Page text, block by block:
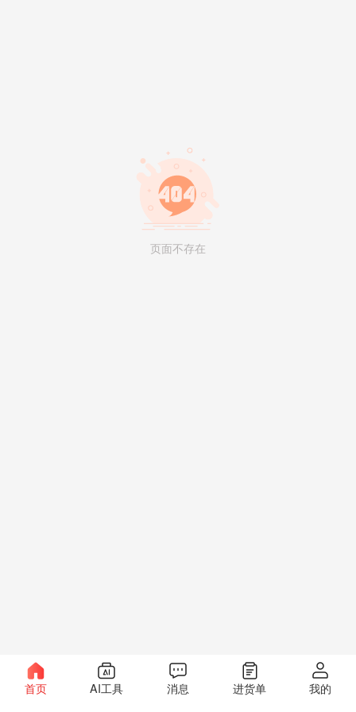
页面不存在
首页 AI工具 消息 进货单 我的